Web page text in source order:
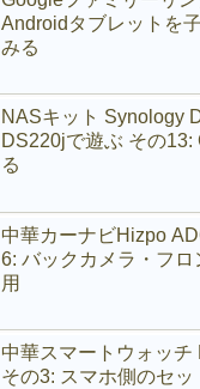
Androidタブレットを
みる
NASキット Synology
DS220jで遊ぶ その13:
る
中華カーナビHizpo
6: バックカメラ・フロ
用
中華スマートウォッチ
その3: スマホ側のセッ